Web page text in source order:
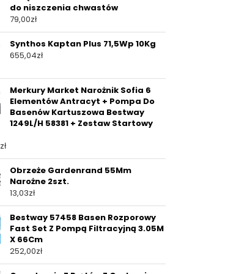
do niszczenia chwastów
79,00zł
Synthos Kaptan Plus 71,5Wp 10Kg
655,04zł
Merkury Market Narożnik Sofia 6
Elementów Antracyt + Pompa Do
Basenów Kartuszowa Bestway
1249L/H 58381 + Zestaw Startowy
zł
Obrzeże Gardenrand 55Mm
Narożne 2szt.
13,03zł
Bestway 57458 Basen Rozporowy
Fast Set Z Pompą Filtracyjną 3.05M
X 66Cm
252,00zł